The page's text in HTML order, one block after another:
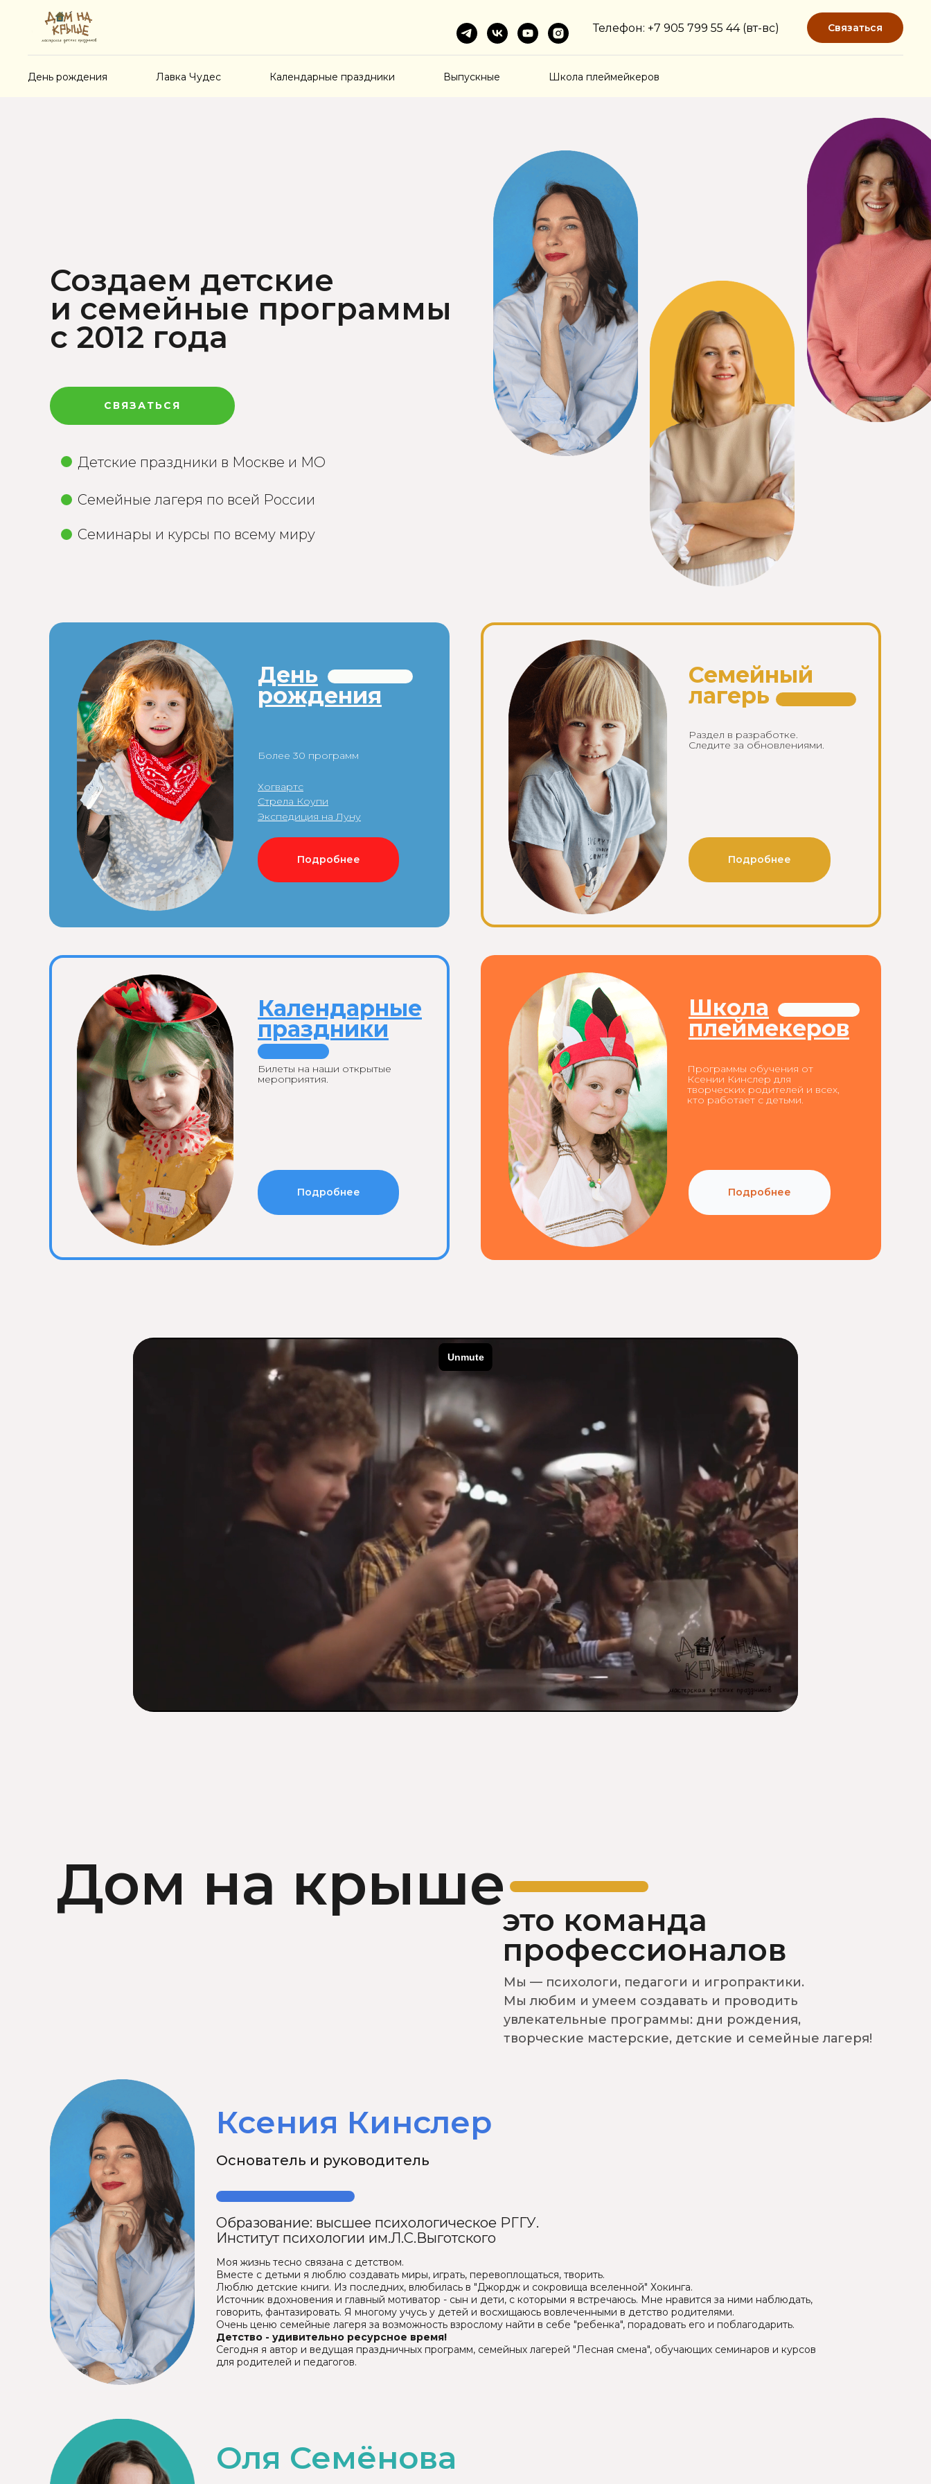
Телефон: +7 905 799 55 44 (вт-вс) Связаться
День рождения Лавка Чудес Календарные праздники Выпускные Школа плеймейкеров
Детские праздники в Москве и МО
Семейные лагеря по всей России
Семинары и курсы по всему миру
Создаем детские
и семейные программы
с 2012 года
СВЯЗАТЬСЯ
День
рождения
Семейный
лагерь
Подробнее Подробнее
Более 30 программ
Раздел в разработке.
Следите за обновлениями.
Хогвартс
Стрела Коупи
Экспедиция на Луну
Календарные
праздники
Школа
плеймекеров
Подробнее Подробнее
Билеты на наши открытые
мероприятия.
Программы обучения от
Ксении Кинслер для
творческих родителей и всех,
кто работает с детьми.
Мы — психологи, педагоги и игропрактики.
Мы любим и умеем создавать и проводить
увлекательные программы: дни рождения,
творческие мастерские, детские и семейные лагеря!
Дом на крыше —
это команда
профессионалов
Основатель и руководитель
Образование: высшее психологическое РГГУ.
Институт психологии им.Л.С.Выготского
Моя жизнь тесно связана с детством.
Вместе с детьми я люблю создавать миры, играть, перевоплощаться, творить.
Люблю детские книги. Из последних, влюбилась в "Джордж и сокровища вселенной" Хокинга.
Источник вдохновения и главный мотиватор - сын и дети, с которыми я встречаюсь. Мне нравится за ними наблюдать,
говорить, фантазировать. Я многому учусь у детей и восхищаюсь вовлеченными в детство родителями.
Очень ценю семейные лагеря за возможность взрослому найти в себе "ребенка", порадовать его и поблагодарить.
Детство - удивительно ресурсное время!
Сегодня я автор и ведущая праздничных программ, семейных лагерей "Лесная смена", обучающих семинаров и курсов
для родителей и педагогов.
Ксения Кинслер
Оля Семёнова